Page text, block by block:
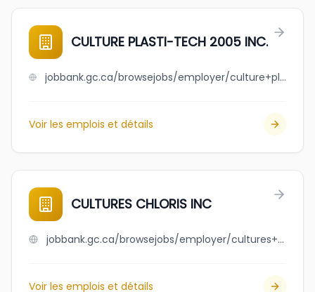
CULTURE PLASTI-TECH 2005 INC.
jobbank.gc.ca/browsejobs/employer/culture+plasti-tech+2005+inc./ca
Voir les emplois et détails
CULTURES CHLORIS INC
jobbank.gc.ca/browsejobs/employer/cultures+chloris+inc/ca
Voir les emplois et détails